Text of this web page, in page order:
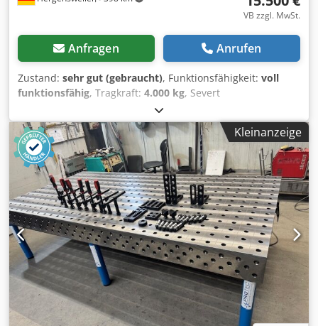
VB zzgl. MwSt.
Anfragen Anrufen
Zustand: sehr gut (gebraucht), Funktionsfähigkeit: voll
funktionsfähig, Tragkraft: 4.000 kg, Severt
Säulenhubdrehvorrichtung manuell mit dazugehörigem
Lochtisch incl. 1500 x 1500 x 200 zum anschrauben incl.
Crjdjyli Uyopfx Amgef Auf Wunsch mit Werkzeug für
Lochtisch Zubehörsatz Top Zustand, (siehe Video)
Hydraulisch Höhenverstellbar min. 800mm , Maximale
Höhe 2400mm Tragkraft 4000 Kg Lochtisch 1500 x 1500 x
200 Typ 28mm
Kleinanzeige